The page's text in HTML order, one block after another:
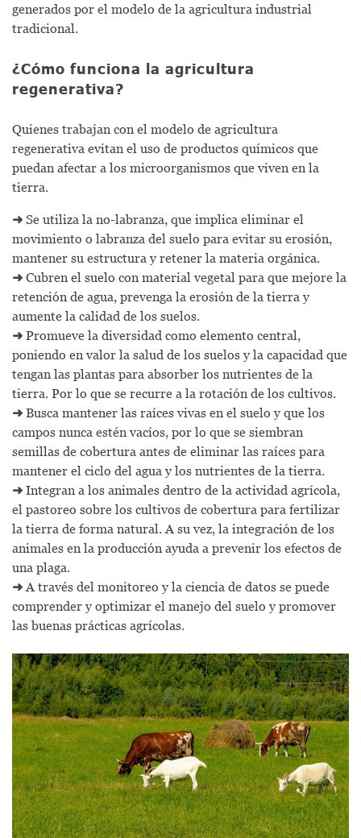
generados por el modelo de la agricultura industrial
tradicional.
¿Cómo funciona la agricultura
regenerativa?
Quienes trabajan con el modelo de agricultura
regenerativa evitan el uso de productos químicos que
puedan afectar a los microorganismos que viven en la
tierra.
➜ Se utiliza la no-labranza, que implica eliminar el
movimiento o labranza del suelo para evitar su erosión,
mantener su estructura y retener la materia orgánica.
➜ Cubren el suelo con material vegetal para que mejore la
retención de agua, prevenga la erosión de la tierra y
aumente la calidad de los suelos.
➜ Promueve la diversidad como elemento central,
poniendo en valor la salud de los suelos y la capacidad que
tengan las plantas para absorber los nutrientes de la
tierra. Por lo que se recurre a la rotación de los cultivos.
➜ Busca mantener las raíces vivas en el suelo y que los
campos nunca estén vacíos, por lo que se siembran
semillas de cobertura antes de eliminar las raíces para
mantener el ciclo del agua y los nutrientes de la tierra.
➜ Integran a los animales dentro de la actividad agrícola,
el pastoreo sobre los cultivos de cobertura para fertilizar
la tierra de forma natural. A su vez, la integración de los
animales en la producción ayuda a prevenir los efectos de
una plaga.
➜ A través del monitoreo y la ciencia de datos se puede
comprender y optimizar el manejo del suelo y promover
las buenas prácticas agrícolas.